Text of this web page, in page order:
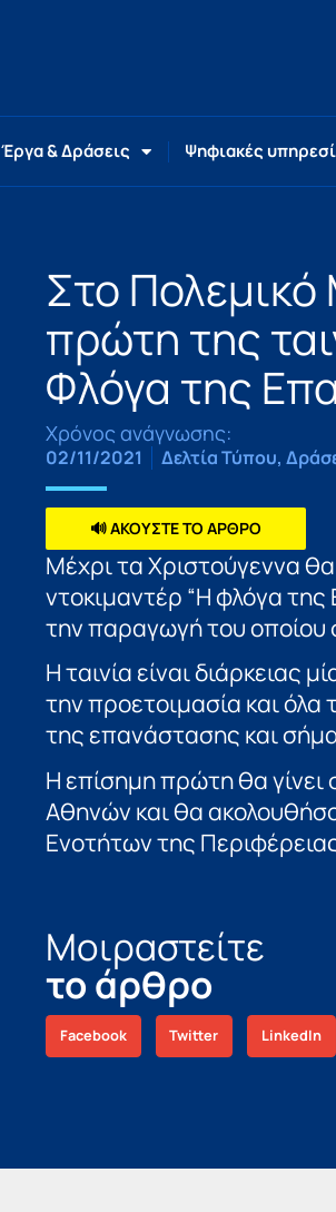
Έργα & Δράσεις Ψηφιακές
Στο
πρώτη της
Φλόγα της
Χρόνος ανάγνωσης:
02/11/2021 Δελτία Τύπου,
🔊 ΑΚΟΥΣΤΕ ΤΟ ΑΡΘΡΟ
Μέχρι τα Χριστούγεννα
ντοκιμαντέρ “Η φλόγα
την παραγωγή του οποίου
Η ταινία είναι διάρκειας
την προετοιμασία και
της επανάστασης και
Η επίσημη πρώτη θα
Αθηνών και θα
Ενοτήτων της
Μοιραστείτε
το άρθρο
Facebook Twitter LinkedIn